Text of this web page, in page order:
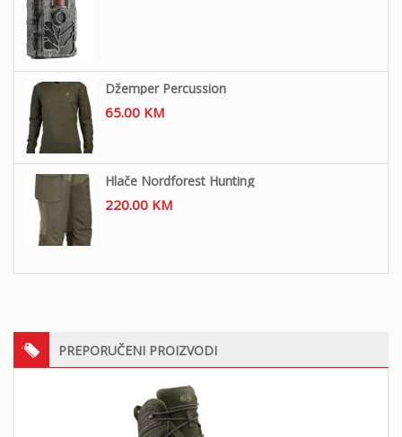
Džemper Percussion
65.00 KM
Hlače Nordforest Hunting
220.00 KM
PREPORUČENI PROIZVODI